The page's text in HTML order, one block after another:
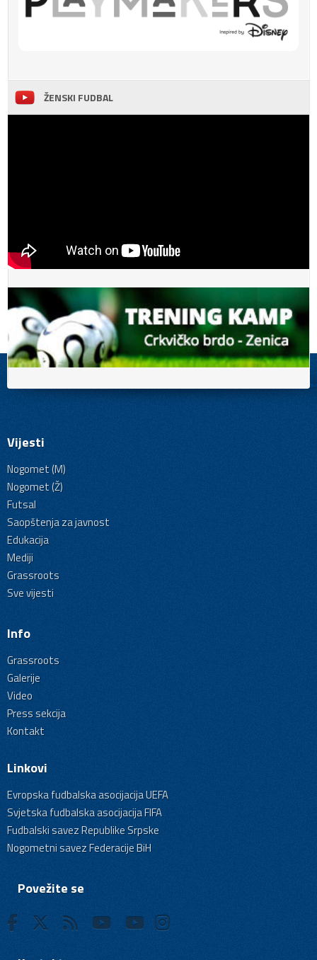
ŽENSKI FUDBAL
Vijesti
Nogomet (M)
Nogomet (Ž)
Futsal
Saopštenja za javnost
Edukacija
Mediji
Grassroots
Sve vijesti
Info
Grassroots
Galerije
Video
Press sekcija
Kontakt
Linkovi
Evropska fudbalska asocijacija UEFA
Svjetska fudbalska asocijacija FIFA
Fudbalski savez Republike Srpske
Nogometni savez Federacije BiH
Povežite se